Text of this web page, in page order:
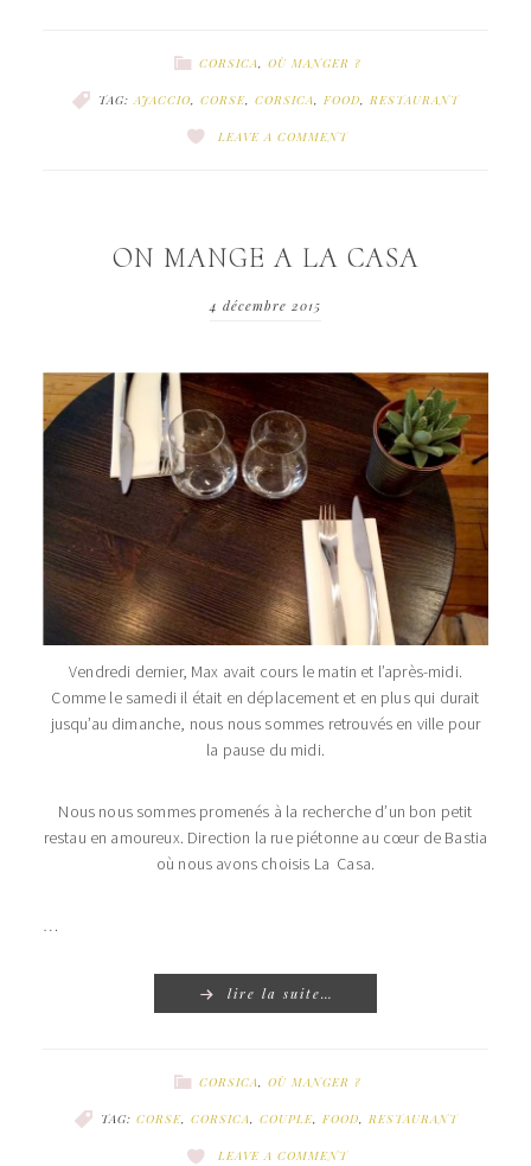
CORSICA, OÙ MANGER ?
TAG:AJACCIO, CORSE, CORSICA, FOOD, RESTAURANT
LEAVE A COMMENT
ON MANGE A LA CASA
4 décembre 2015
Vendredi dernier, Max avait cours le matin et l’après-midi.
Comme le samedi il était en déplacement et en plus qui durait
jusqu’au dimanche, nous nous sommes retrouvés en ville pour
la pause du midi.
Nous nous sommes promenés à la recherche d’un bon petit
restau en amoureux. Direction la rue piétonne au cœur de Bastia
où nous avons choisis La Casa.
…
lire la suite…
CORSICA, OÙ MANGER ?
TAG: CORSE, CORSICA, COUPLE, FOOD, RESTAURANT
LEAVE A COMMENT